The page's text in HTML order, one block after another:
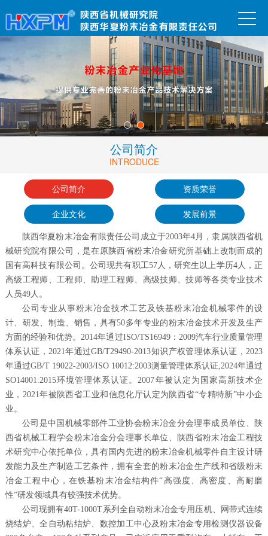
公司简介
INTRODUCE
公司简介 资质荣誉
企业文化 发展前景
陕西华夏粉末冶金有限责任公司成立于2003年4月，隶属陕西省机
械研究院有限公司，是在原陕西省粉末冶金研究所基础上改制而成的
国有高科技有限公司。公司现共有职工57人，研究生以上学历4人， 正
高级工程师、工程师、助理工程师、高级技师、技师等各类专业技术
人员49人。
公司专业从事粉末冶金技术工艺及铁基粉末冶金机械零件的设
计、研发、制造、销售，具有50多年专业的粉末冶金技术开发及生产
方面的经验和优势。2014年通过ISO/TS16949：2009汽车行业质量管理
体系认证，2021年通过GB/T29490-2013知识产权管理体系认证，2023
年通过GB/T 19022-2003/ISO 10012:2003测量管理体系认证,2024年通过
SO14001:2015环境管理体系认证。2007年被认定为国家高新技术企
业，2021年被陕西省工业和信息化厅认定为陕西省“专精特新”中小企
业。
公司是中国机械零部件工业协会粉末冶金分会理事成员单位、陕
西省机械工程学会粉末冶金分会理事长单位、陕西省粉末冶金工程技
术研究中心依托单位，具有国内先进的粉末冶金机械零件自主设计研
发能力及生产制造工艺条件，拥有全套的粉末冶金生产线和省级粉末
冶金工程中心，在铁基粉末冶金结构件“高强度、高密度、高耐磨
性”研发领域具有较强技术优势。
公司现拥有40T-1000T系列全自动粉末冶金专用压机、网带式连续
烧结炉、全自动粘结炉、数控加工中心及粉末冶金专用检测仪器设备